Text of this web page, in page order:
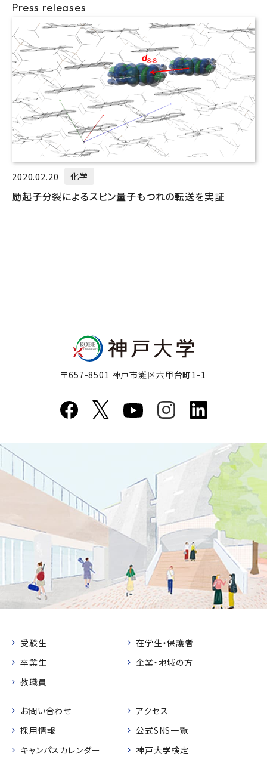
Press releases
2020.02.20 化学
励起子分裂によるスピン量子もつれの転送を実証
〒657-8501 神戸市灘区六甲台町1-1
受験生
在学生・保護者
卒業生
企業・地域の方
教職員
お問い合わせ
アクセス
採用情報
公式SNS一覧
キャンパスカレンダー
神戸大学検定